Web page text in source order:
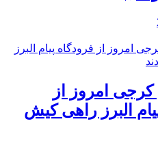
امروز از
البرز راهی کیش